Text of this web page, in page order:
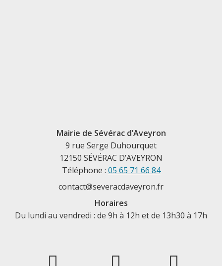
Mairie de Sévérac d’Aveyron
9 rue Serge Duhourquet
12150 SÉVÉRAC D’AVEYRON
Téléphone : 05 65 71 66 84
contact@severacdaveyron.fr
Horaires
Du lundi au vendredi : de 9h à 12h et de 13h30 à 17h